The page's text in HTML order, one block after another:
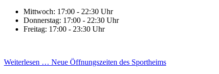
Mittwoch: 17:00 - 22:30 Uhr
Donnerstag: 17:00 - 22:30 Uhr
Freitag: 17:00 - 23:30 Uhr
Weiterlesen … Neue Öffnungszeiten des Sportheims